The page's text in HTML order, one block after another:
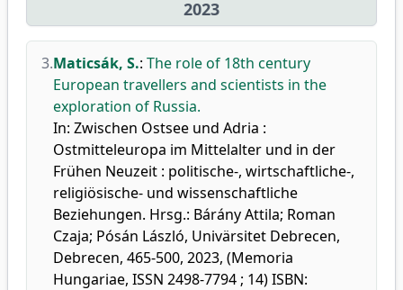
2023
3.Maticsák, S.: The role of 18th century
European travellers and scientists in the
exploration of Russia.
In: Zwischen Ostsee und Adria :
Ostmitteleuropa im Mittelalter und in der
Frühen Neuzeit : politische-, wirtschaftliche-,
religiösische- und wissenschaftliche
Beziehungen. Hrsg.: Bárány Attila; Roman
Czaja; Pósán László, Univärsitet Debrecen,
Debrecen, 465-500, 2023, (Memoria
Hungariae, ISSN 2498-7794 ; 14) ISBN: